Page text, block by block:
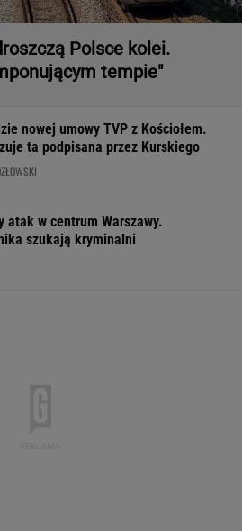
Polsce kolei.
tempie"
nowej umowy TVP z Kościołem.
ta podpisana przez Kurskiego
atak w centrum Warszawy.
szukają kryminalni